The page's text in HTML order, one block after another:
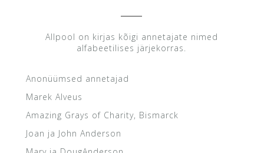
Allpool on kirjas kõigi annetajate nimed
alfabeetilises järjekorras.
Anonüümsed annetajad
Marek Alveus
Amazing Grays of Charity, Bismarck
Joan ja John Anderson